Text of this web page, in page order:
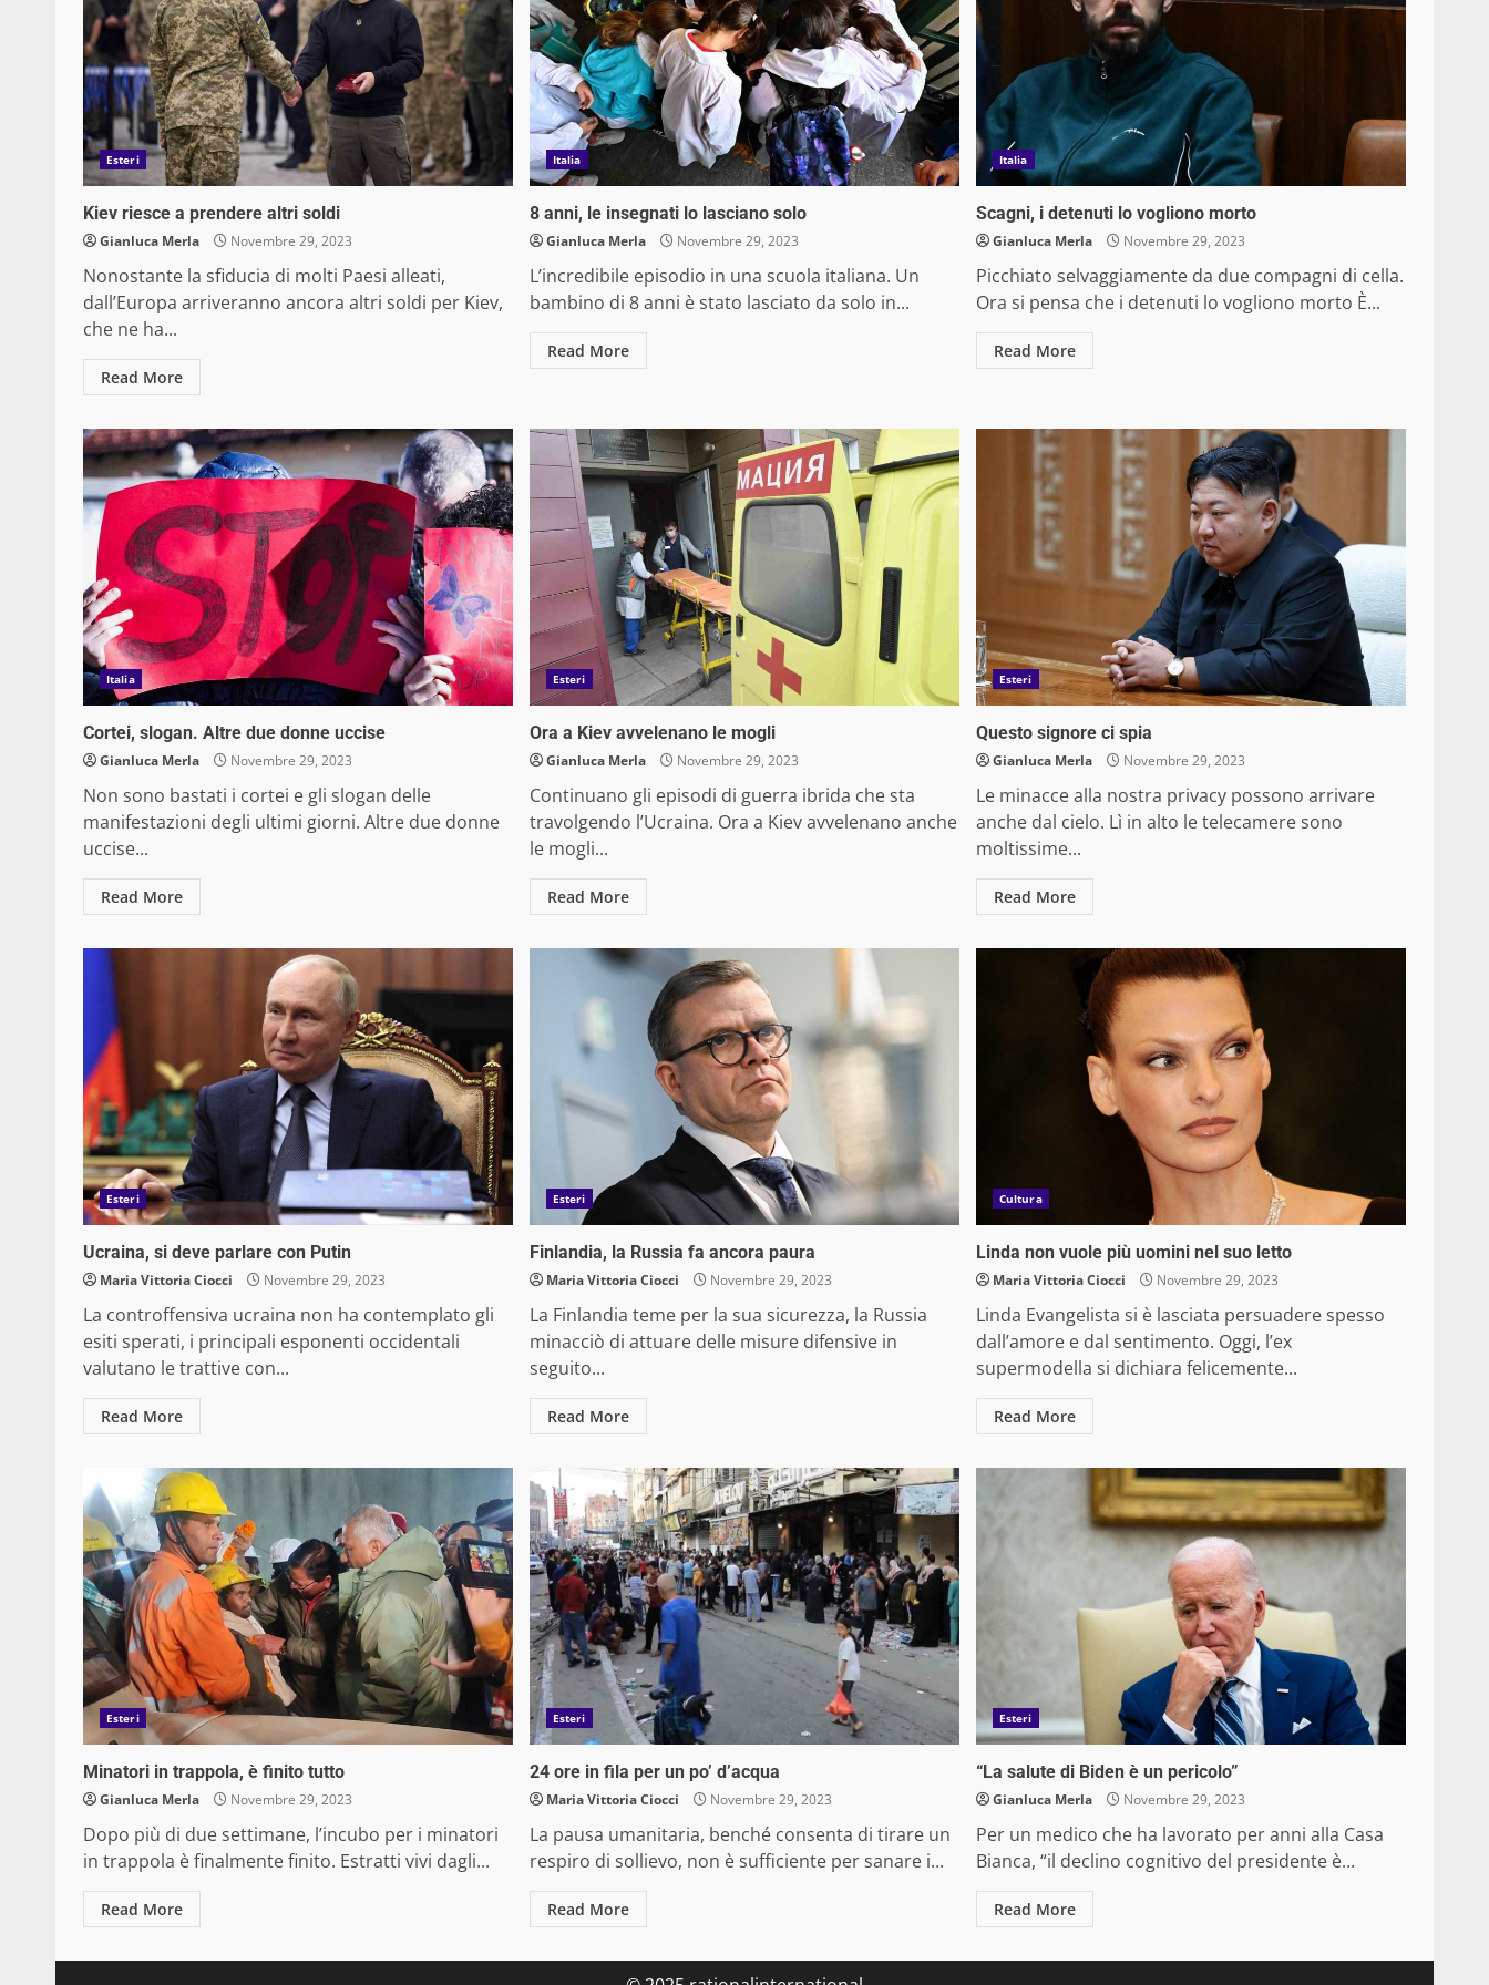
Esteri
Kiev riesce a prendere altri soldi
Gianluca Merla Novembre 29, 2023
Nonostante la sfiducia di molti Paesi alleati,
dall’Europa arriveranno ancora altri soldi per Kiev,
che ne ha...
Read More
Italia
8 anni, le insegnati lo lasciano solo
Gianluca Merla Novembre 29, 2023
L’incredibile episodio in una scuola italiana. Un
bambino di 8 anni è stato lasciato da solo in...
Read More
Italia
Scagni, i detenuti lo vogliono morto
Gianluca Merla Novembre 29, 2023
Picchiato selvaggiamente da due compagni di cella.
Ora si pensa che i detenuti lo vogliono morto È...
Read More
Italia
Cortei, slogan. Altre due donne uccise
Gianluca Merla Novembre 29, 2023
Non sono bastati i cortei e gli slogan delle
manifestazioni degli ultimi giorni. Altre due donne
uccise...
Read More
Esteri
Ora a Kiev avvelenano le mogli
Gianluca Merla Novembre 29, 2023
Continuano gli episodi di guerra ibrida che sta
travolgendo l’Ucraina. Ora a Kiev avvelenano anche
le mogli...
Read More
Esteri
Questo signore ci spia
Gianluca Merla Novembre 29, 2023
Le minacce alla nostra privacy possono arrivare
anche dal cielo. Lì in alto le telecamere sono
moltissime...
Read More
Esteri
Ucraina, si deve parlare con Putin
Maria Vittoria Ciocci Novembre 29, 2023
La controffensiva ucraina non ha contemplato gli
esiti sperati, i principali esponenti occidentali
valutano le trattive con...
Read More
Esteri
Finlandia, la Russia fa ancora paura
Maria Vittoria Ciocci Novembre 29, 2023
La Finlandia teme per la sua sicurezza, la Russia
minacciò di attuare delle misure difensive in
seguito...
Read More
Cultura
Linda non vuole più uomini nel suo letto
Maria Vittoria Ciocci Novembre 29, 2023
Linda Evangelista si è lasciata persuadere spesso
dall’amore e dal sentimento. Oggi, l’ex
supermodella si dichiara felicemente...
Read More
Esteri
Minatori in trappola, è finito tutto
Gianluca Merla Novembre 29, 2023
Dopo più di due settimane, l’incubo per i minatori
in trappola è finalmente finito. Estratti vivi dagli...
Read More
Esteri
24 ore in fila per un po’ d’acqua
Maria Vittoria Ciocci Novembre 29, 2023
La pausa umanitaria, benché consenta di tirare un
respiro di sollievo, non è sufficiente per sanare i...
Read More
Esteri
“La salute di Biden è un pericolo”
Gianluca Merla Novembre 29, 2023
Per un medico che ha lavorato per anni alla Casa
Bianca, “il declino cognitivo del presidente è...
Read More